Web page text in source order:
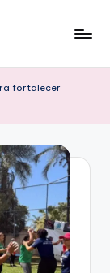
fortalecer